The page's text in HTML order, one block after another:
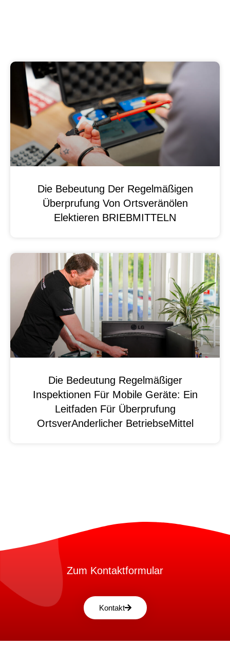
Die Bebeutung Der Regelmäßigen
Überprufung Von Ortsveränölen
Elektieren BRIEBMITTELN
Die Bedeutung Regelmäßiger
Inspektionen Für Mobile Geräte: Ein
Leitfaden Für Überprufung
OrtsverAnderlicher BetriebseMittel
Zum Kontaktformular
Kontakt